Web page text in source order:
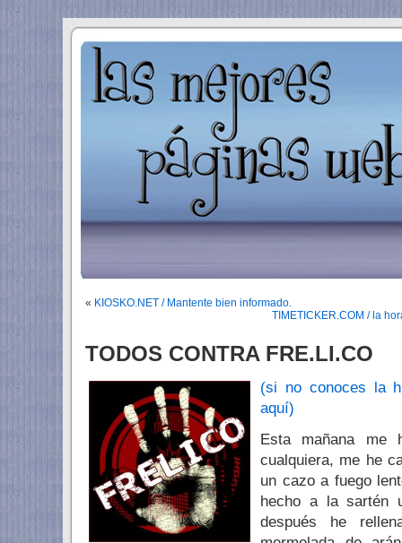
« KIOSKO.NET / Mantente bien informado.
TIMETICKER.COM / la
TODOS CONTRA FRE.LI.CO
(si no conoces la
aquí)
Esta mañana me
cualquiera, me he
un cazo a fuego
hecho a la sartén
después he